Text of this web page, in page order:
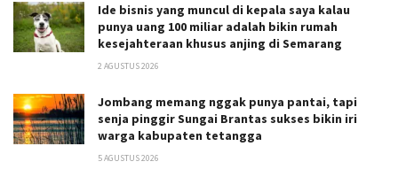
Ide bisnis yang muncul di kepala saya kalau
punya uang 100 miliar adalah bikin rumah
kesejahteraan khusus anjing di Semarang
2 AGUSTUS 2026
Jombang memang nggak punya pantai, tapi
senja pinggir Sungai Brantas sukses bikin iri
warga kabupaten tetangga
5 AGUSTUS 2026